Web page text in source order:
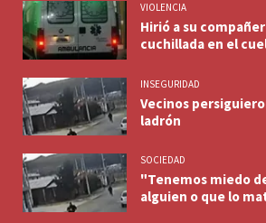
VIOLENCIA
Hirió a su
cuchillada en el
INSEGURIDAD
Vecinos
ladrón
SOCIEDAD
"Tenemos miedo
alguien o que lo